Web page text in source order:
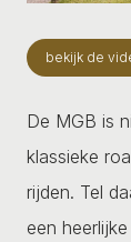
bekijk de
De MGB is
klassieke
rijden. Tel
een